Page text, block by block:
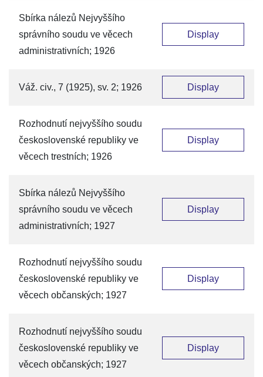
Sbírka nálezů Nejvyššího
správního soudu ve věcech
administrativních; 1926
Display
Váž. civ., 7 (1925), sv. 2; 1926 Display
Rozhodnutí nejvyššího soudu
československé republiky ve
věcech trestních; 1926
Display
Sbírka nálezů Nejvyššího
správního soudu ve věcech
administrativních; 1927
Display
Rozhodnutí nejvyššího soudu
československé republiky ve
věcech občanských; 1927
Display
Rozhodnutí nejvyššího soudu
československé republiky ve
věcech občanských; 1927
Display